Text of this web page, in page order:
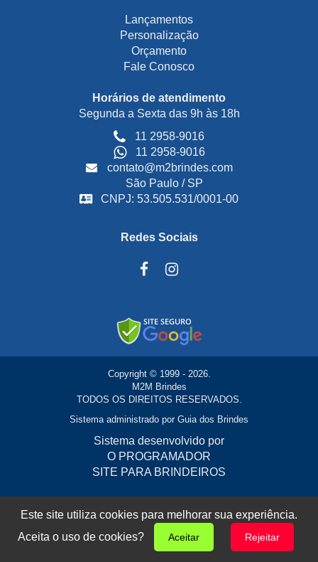
Lançamentos
Personalização
Orçamento
Fale Conosco
Horários de atendimento
Segunda a Sexta das 9h às 18h
11 2958-9016
11 2958-9016
contato@m2brindes.com
São Paulo / SP
CNPJ: 53.505.531/0001-00
Redes Sociais
Copyright © 1999 - 2026.
M2M Brindes
TODOS OS DIREITOS RESERVADOS.
Sistema administrado por Guia dos Brindes
Sistema desenvolvido por
O PROGRAMADOR
SITE PARA BRINDEIROS
Este site utiliza cookies para melhorar sua experiência.
Aceita o uso de cookies?
Aceitar Rejeitar